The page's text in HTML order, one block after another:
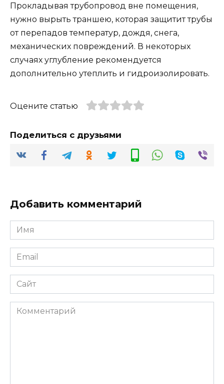
Прокладывая трубопровод вне помещения,
нужно вырыть траншею, которая защитит трубы
от перепадов температур, дождя, снега,
механических повреждений. В некоторых
случаях углубление рекомендуется
дополнительно утеплить и гидроизолировать.
Оцените статью
Поделиться с друзьями
Добавить комментарий
Имя
*
Email
*
Сайт
Комментарий